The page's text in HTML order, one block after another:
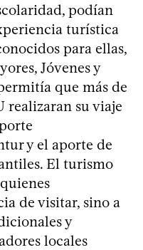
podían
turística
para ellas,
Jóvenes y
que más de
realizaran su viaje
y el aporte de
El turismo
de visitar, sino a
y
locales